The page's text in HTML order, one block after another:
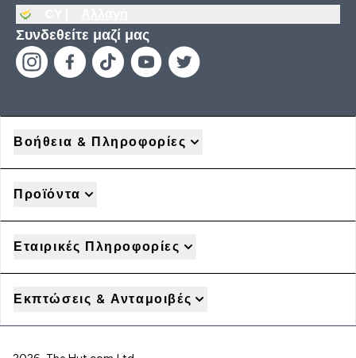
Συνδεθείτε μαζί μας
Βοήθεια & Πληροφορίες
Προϊόντα
Εταιρικές Πληροφορίες
Εκπτώσεις & Ανταμοιβές